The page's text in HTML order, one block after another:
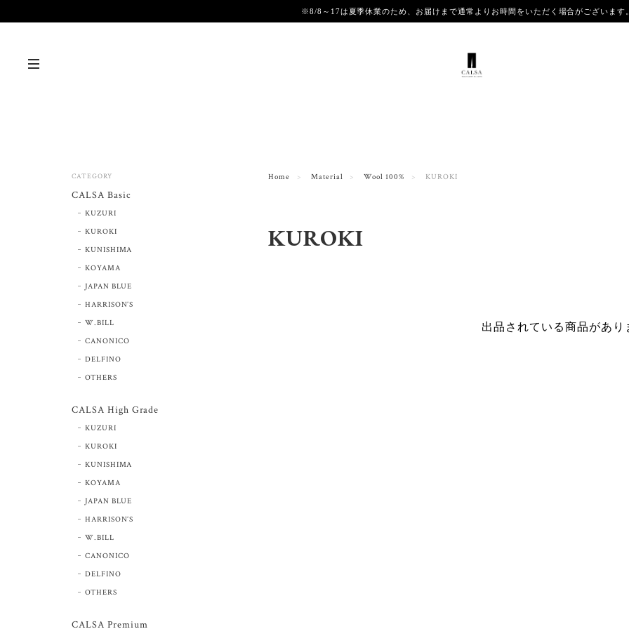
※8/8～17は夏季休業のため、お届けまで通常よりお時間をいただく場合がございま
Home Material Wool 100% KUROKI
KUROKI
出品されている商品があり
CATEGORY
CALSA Basic
KUZURI
KUROKI
KUNISHIMA
KOYAMA
JAPAN BLUE
HARRISON’S
W.BILL
CANONICO
DELFINO
OTHERS
CALSA High Grade
KUZURI
KUROKI
KUNISHIMA
KOYAMA
JAPAN BLUE
HARRISON’S
W.BILL
CANONICO
DELFINO
OTHERS
CALSA Premium